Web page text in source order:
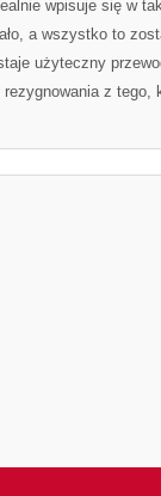
wpisuje się w
a wszystko to
użyteczny
z tego,